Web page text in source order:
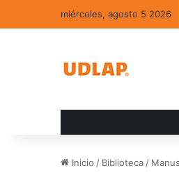
miércoles, agosto 5 2026
Inicio / Biblioteca /